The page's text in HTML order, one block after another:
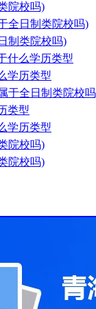
院校吗)
全日制类院校吗)
制类院校吗)
什么学历类型
学历类型
于全日制类院校
类型
学历类型
院校吗)
院校吗)